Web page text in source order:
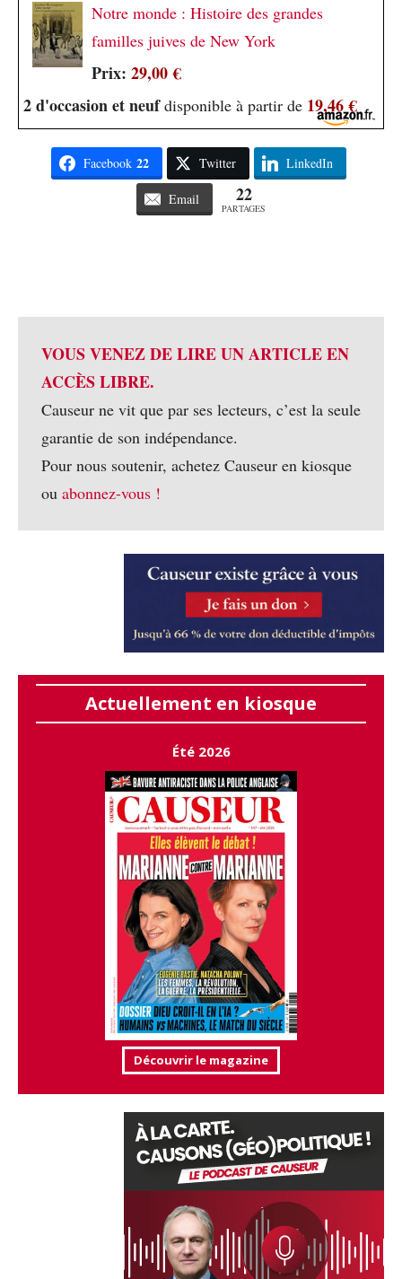
Notre monde : Histoire des grandes
familles juives de New York
Prix: 29,00 €
2 d'occasion et neufdisponible à partir de 19,46 €
Facebook 22 Twitter LinkedIn
Email 22
PARTAGES
VOUS VENEZ DE LIRE UN ARTICLE EN
ACCÈS LIBRE.
Causeur ne vit que par ses lecteurs, c’est la seule
garantie de son indépendance.
Pour nous soutenir, achetez Causeur en kiosque
ou abonnez-vous !
Actuellement en kiosque
Été 2026
Découvrir le magazine